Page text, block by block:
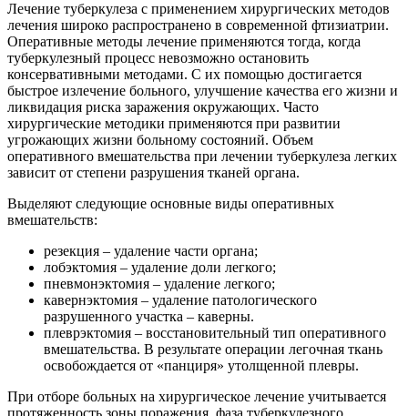
Лечение туберкулеза с применением хирургических методов
лечения широко распространено в современной фтизиатрии.
Оперативные методы лечение применяются тогда, когда
туберкулезный процесс невозможно остановить
консервативными методами. С их помощью достигается
быстрое излечение больного, улучшение качества его жизни и
ликвидация риска заражения окружающих. Часто
хирургические методики применяются при развитии
угрожающих жизни больному состояний. Объем
оперативного вмешательства при лечении туберкулеза легких
зависит от степени разрушения тканей органа.
Выделяют следующие основные виды оперативных
вмешательств:
резекция – удаление части органа;
лобэктомия – удаление доли легкого;
пневмонэктомия – удаление легкого;
кавернэктомия – удаление патологического
разрушенного участка – каверны.
плеврэктомия – восстановительный тип оперативного
вмешательства. В результате операции легочная ткань
освобождается от «панциря» утолщенной плевры.
При отборе больных на хирургическое лечение учитывается
протяженность зоны поражения, фаза туберкулезного